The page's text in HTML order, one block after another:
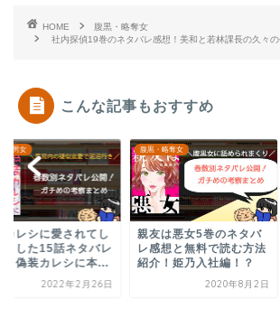
HOME
腹黒・略奪女
社内探偵19巻のネタバレ感想！美和と若林課長の久々の
こんな記事もおすすめ
略奪女
は悪女5巻のネタバ
想と無料で読む方法
！姫乃入社編！？
2020年8月2日
エロ（R指定なし）
すばらしき新世界28巻の
ネタバレ感想！上野の意
外な活躍！
2021年4月25日